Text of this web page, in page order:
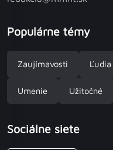
Populárne témy
Zaujímavosti Ľudia
Umenie Užitočné
Sociálne siete